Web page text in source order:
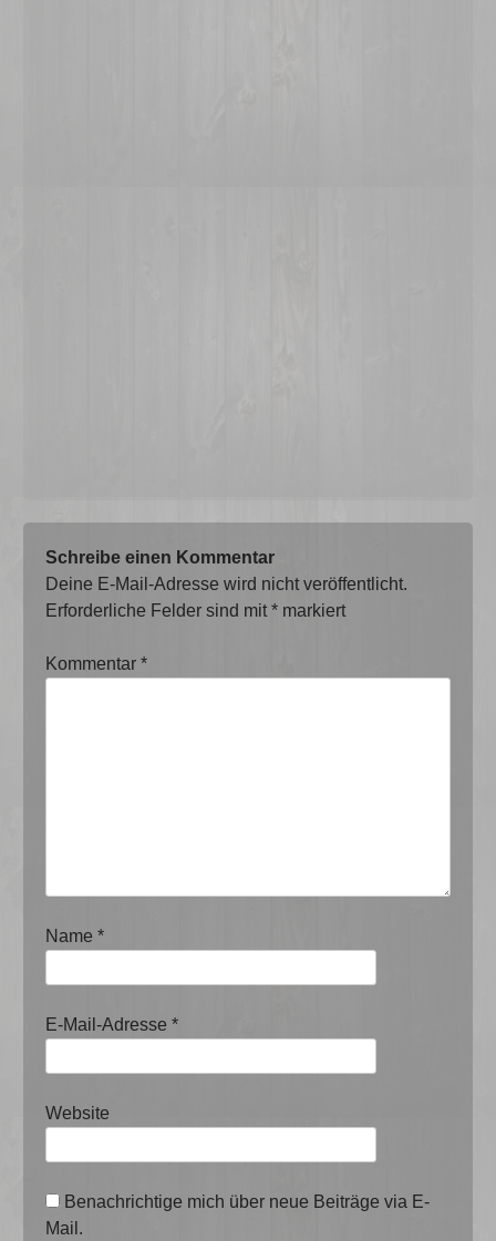
Schreibe einen Kommentar
Deine E-Mail-Adresse wird nicht veröffentlicht.
Erforderliche Felder sind mit* markiert
Kommentar*
Name*
E-Mail-Adresse*
Website
Benachrichtige mich über neue Beiträge via E-
Mail.